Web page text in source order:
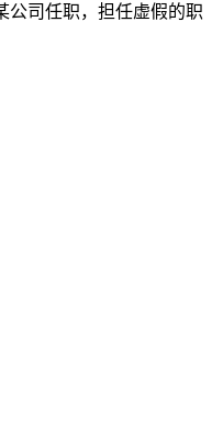
公司任职，担任虚假的职